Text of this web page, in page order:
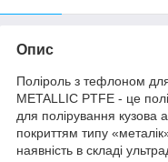
Опис
Поліроль з тефлоном
METALLIC PTFE - це
для полірування кузова
покриттям типу
наявність в складі